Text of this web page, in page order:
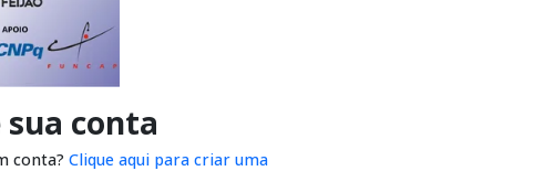
sua conta
conta? Clique aqui para criar uma